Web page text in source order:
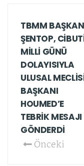
TBMM
ŞENTOP,
MİLLİ GÜNÜ
DOLAYISIYLA
ULUSAL
BAŞKANI
HOUMED’E
TEBRİK MESAJI
GÖNDERDİ
Önceki